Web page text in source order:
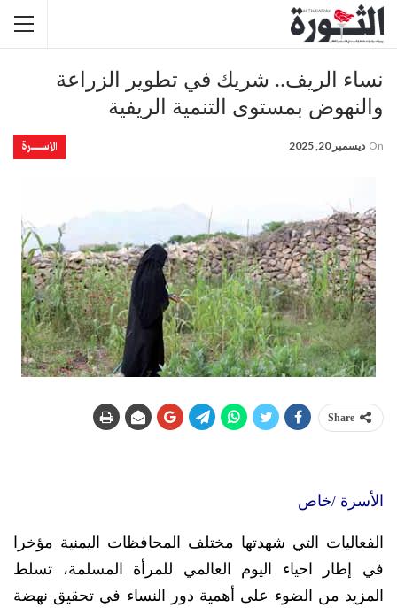
نساء الريف.. شريك في تطوير الزراعة
والنهوض بمستوى التنمية الريفية
الأســــــرة On ديسمبر 20, 2025
Share
الأسرة /خاص
الفعاليات التي شهدتها مختلف المحافظات اليمنية مؤخرا
في إطار احياء اليوم العالمي للمرأة المسلمة، تسلط
المزيد من الضوء على أهمية دور النساء في تحقيق نهضة